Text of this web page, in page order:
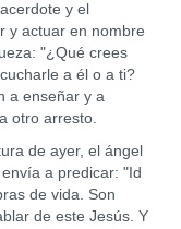
y el
y actuar en nombre
"¿Qué crees
a él o a ti?
a enseñar y a
otro arresto.
de ayer, el ángel
a predicar: "Id
de vida. Son
de este Jesús. Y